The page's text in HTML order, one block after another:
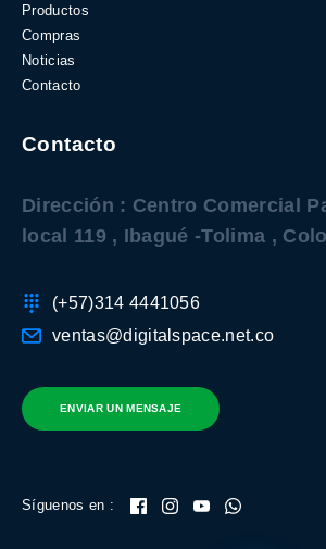
Productos
Compras
Noticias
Contacto
Contacto
Dirección : Centro Comercial
local 119 , Ibagué -Tolima ,
(+57)314 4441056
ventas@digitalspace.net.co
ENVIAR UN MENSAJE
Síguenos en :